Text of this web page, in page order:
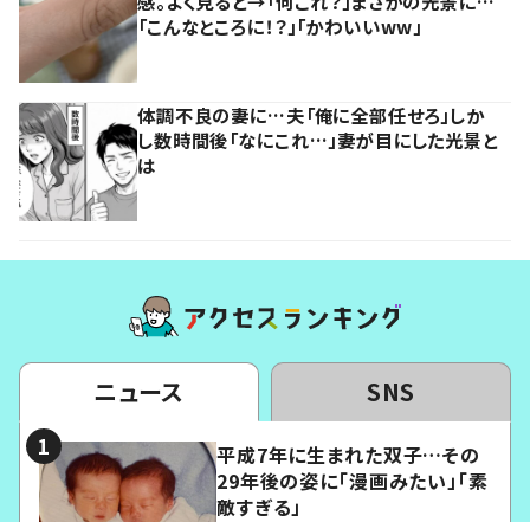
「こんなところに！？」「かわいいww」
体調不良の妻に…夫「俺に全部任せろ」しか
し数時間後「なにこれ…」妻が目にした光景と
は
ニュース SNS
平成7年に生まれた双子…その
29年後の姿に「漫画みたい」「素
敵すぎる」